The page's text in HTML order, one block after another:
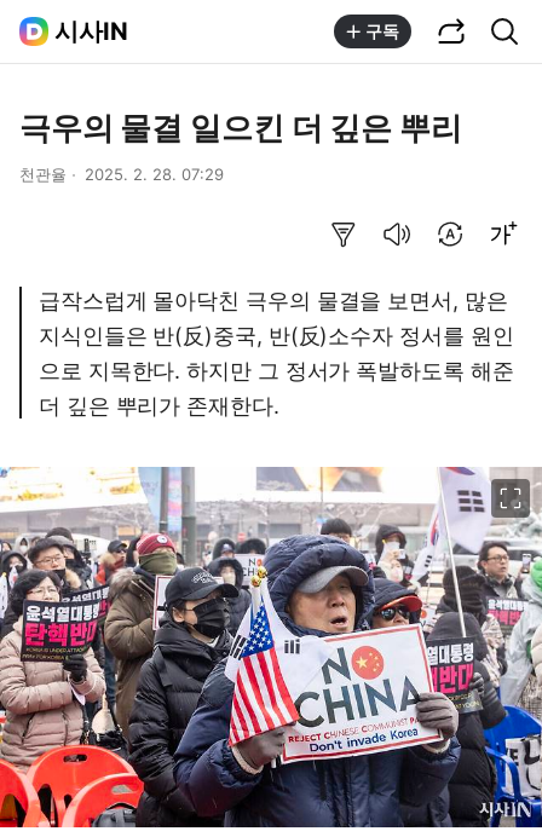
시사IN 구독
극우의 물결 일으킨 더 깊은 뿌리
천관율 2025. 2. 28. 07:29
급작스럽게 몰아닥친 극우의 물결을 보면서, 많은
지식인들은 반(反)중국, 반(反)소수자 정서를 원인
으로 지목한다. 하지만 그 정서가 폭발하도록 해준
더 깊은 뿌리가 존재한다.